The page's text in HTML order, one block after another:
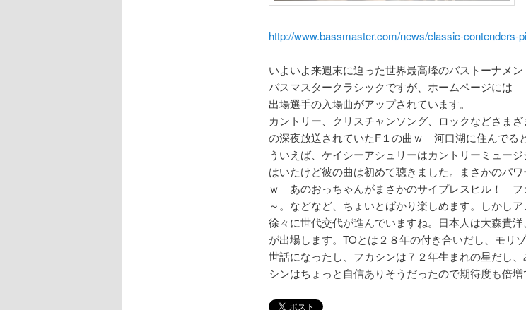
http://www.bassmaster.com/news/classic-contenders-
いよいよ来週末に迫った世界最高峰のバストーナメン
バスマスタークラシックですが、ホームページには
出場選手の入場曲がアップされています。
カントリー、クリスチャンソング、ロックなどさま
の深夜放送されていたF１の曲ｗ 河口湖に住んでる
ういえば、ケイシーアシュリーはカントリーミュー
はいたけど彼の曲は初めて聴きました。まさかのパ
ｗ あのおっちゃんがまさかのサイプレスヒル！ フ
～。などなど、ちょいとばかり楽しめます。しかし
徐々に世代交代が進んでいますね。日本人は大森貴
が出場します。TOとは２８年の付き合いだし、モリ
世話になったし、フカシンは７２年生まれの星だし
シンはちょっと自信ありそうだったので期待度も倍増